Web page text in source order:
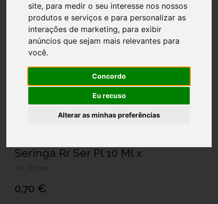
site, para medir o seu interesse nos nossos
produtos e serviços e para personalizar as
interações de marketing, para exibir
anúncios que sejam mais relevantes para
você.
Concordo
Eu recuso
Alterar as minhas preferências
Seringa Rr Ser Pl 10 Ml x
Ref.: 6013748
0,70 €